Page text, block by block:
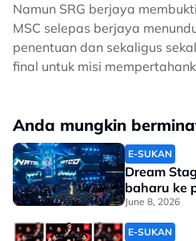
Namun SRG berjaya
MSC selepas berjaya
penentuan dan sekaligus
final untuk misi
Anda mungkin
E-SUKAN
Dream
baharu ke
June 8, 2026
E-SUKAN